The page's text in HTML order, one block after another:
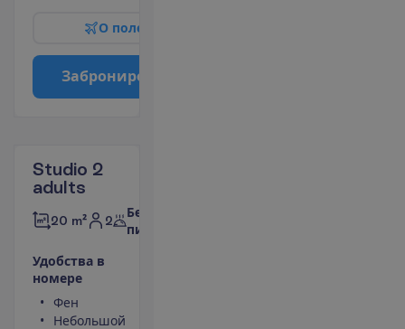
О поле
Заброниро
Studio 2
adults
20 m² 2
Без
питания
Удобства в
номере
Фен
Небольшой